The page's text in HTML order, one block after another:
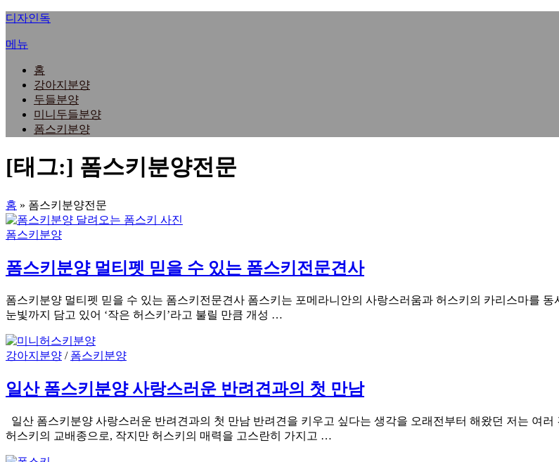
내
으
디자인독
메뉴
홈
강아지분양
두들분양
미니두들분양
폼스키분양
[태그:] 폼스키분양전문
홈 » 폼스키분양전문
폼스키분양
폼스키분양 멀티펫 믿을 수 있는 폼스키전문견사
폼스키분양 멀티펫 믿을 수 있는 폼스키전문견사 폼스키는 포메라니안의 사랑스러움과 허스키의 카리스마를
눈빛까지 담고 있어 ‘작은 허스키’라고 불릴 만큼 개성 …
강아지분양 / 폼스키분양
일산 폼스키분양 사랑스러운 반려견과의 첫 만남
일산 폼스키분양 사랑스러운 반려견과의 첫 만남 반려견을 키우고 싶다는 생각을 오래전부터 해왔던 저는 여
허스키의 교배종으로, 작지만 허스키의 매력을 고스란히 가지고 …